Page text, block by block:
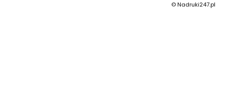
© Nadruki247.pl